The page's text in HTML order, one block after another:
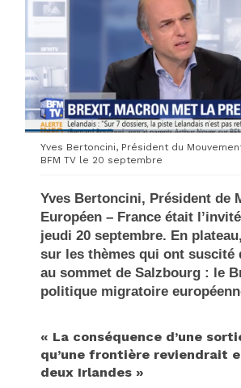
Yves Bertoncini, Président du
BFM TV le 20 septembre
Yves Bertoncini, Président de
Européen – France était
jeudi 20 septembre. En
sur les thèmes qui ont suscité
au sommet de Salzbourg : le
politique migratoire
« La conséquence d’une
qu’une frontière reviendrait
deux Irlandes »